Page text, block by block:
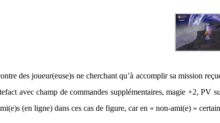
des joueur(euse)s ne cherchant qu’à accomplir sa mission
avec champ de commandes supplémentaires, magie +2, PV
(en ligne) dans ces cas de figure, car en « non-ami(e) »